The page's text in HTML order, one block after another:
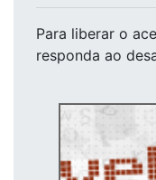
Para liberar o
responda ao